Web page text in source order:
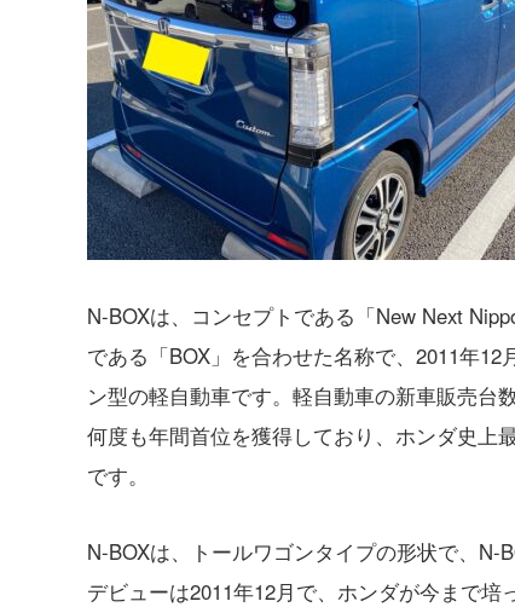
N-BOXは、コンセプトである「New Next
である「BOX」を合わせた名称で、2011年
ン型の軽自動車です。軽自動車の新車販売台
何度も年間首位を獲得しており、ホンダ史上
です。
N-BOXは、トールワゴンタイプの形状で、N-
デビューは2011年12月で、ホンダが今まで